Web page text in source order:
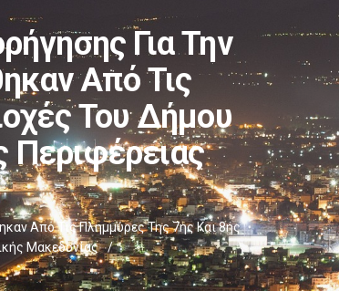
Για Την
Από Τις
Του Δήμου
Περιφέρειας
Από Τις Πλημμύρες Της 7ης Και 8ης
Μακεδονίας
/